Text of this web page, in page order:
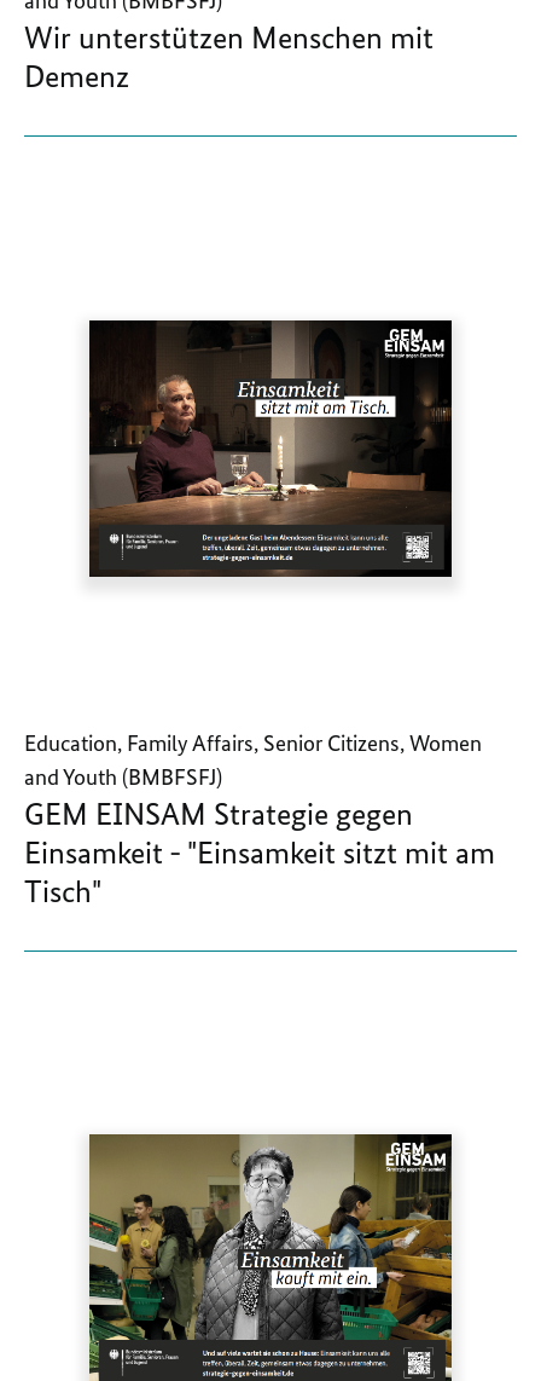
Wir unterstützen Menschen mit
Demenz
Education, Family Affairs, Senior Citizens, Women
and Youth (BMBFSFJ)
GEM EINSAM Strategie gegen
Einsamkeit - "Einsamkeit sitzt mit am
Tisch"